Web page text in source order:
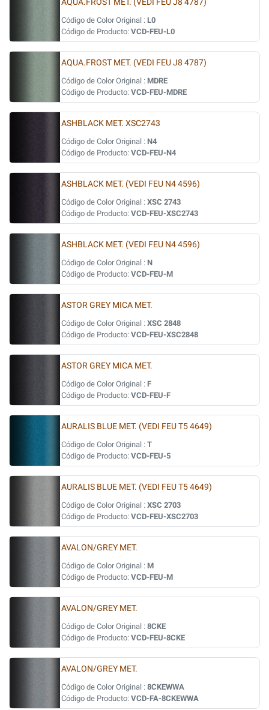
AQUA.FROST MET. (VEDI FEU J8 4787)
Código de Color Original : L0
Código de Producto: VCD-FEU-L0
AQUA.FROST MET. (VEDI FEU J8 4787)
Código de Color Original : MDRE
Código de Producto: VCD-FEU-MDRE
ASHBLACK MET. XSC2743
Código de Color Original : N4
Código de Producto: VCD-FEU-N4
ASHBLACK MET. (VEDI FEU N4 4596)
Código de Color Original : XSC 2743
Código de Producto: VCD-FEU-XSC2743
ASHBLACK MET. (VEDI FEU N4 4596)
Código de Color Original : N
Código de Producto: VCD-FEU-M
ASTOR GREY MICA MET.
Código de Color Original : XSC 2848
Código de Producto: VCD-FEU-XSC2848
ASTOR GREY MICA MET.
Código de Color Original : F
Código de Producto: VCD-FEU-F
AURALIS BLUE MET. (VEDI FEU T5 4649)
Código de Color Original : T
Código de Producto: VCD-FEU-5
AURALIS BLUE MET. (VEDI FEU T5 4649)
Código de Color Original : XSC 2703
Código de Producto: VCD-FEU-XSC2703
AVALON/GREY MET.
Código de Color Original : M
Código de Producto: VCD-FEU-M
AVALON/GREY MET.
Código de Color Original : 8CKE
Código de Producto: VCD-FEU-8CKE
AVALON/GREY MET.
Código de Color Original : 8CKEWWA
Código de Producto: VCD-FA-8CKEWWA